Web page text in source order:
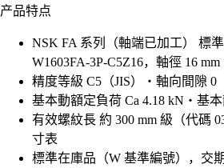
产品特点
NSK FA 系列（軸端已加工） 標
W1603FA-3P-C5Z16，軸徑 16
精度等級 C5（JIS）・軸向間隙 0
基本動額定負荷 Ca 4.18 kN・基
有效螺紋長 約 300 mm 級（代碼
寸表
標準在庫品（W 基準編號），交